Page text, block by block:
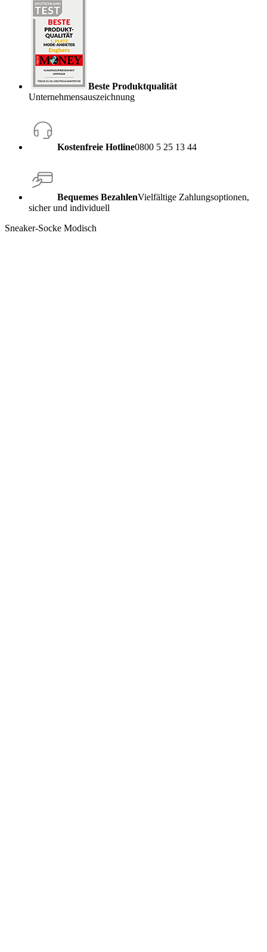
Beste Produktqualität
Unternehmensauszeichnung
Kostenfreie Hotline0800 5 25 13 44
Bequemes BezahlenVielfältige Zahlungsoptionen,
sicher und individuell
Sneaker-Socke Modisch